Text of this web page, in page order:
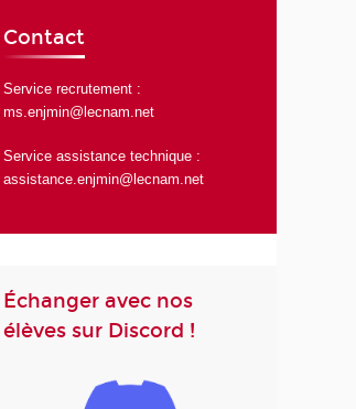
Contact
Service recrutement :
ms.enjmin@lecnam.net
Service assistance technique :
assistance.enjmin@lecnam.net
Échanger avec nos
élèves sur Discord !